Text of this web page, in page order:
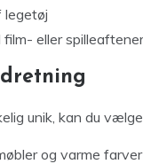
legetøj
eller
unik, kan du
og varme